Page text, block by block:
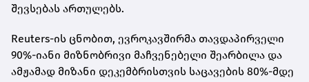
შევსებას ართულებს.
Reuters-ის ცნობით, ევროკავშირმა თავდაპირველი
90%-იანი მიზნობრივი მაჩვენებელი შეარბილა და
ამჟამად მიზანი დეკემბრისთვის საცავების 80%-მდე